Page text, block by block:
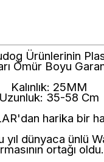
Ürünlerinin
Ömür Boyu
Kalınlık: 25MM
Uzunluk: 35-58 Cm
harika bir
yıl dünyaca ünlü
ortağı oldu.